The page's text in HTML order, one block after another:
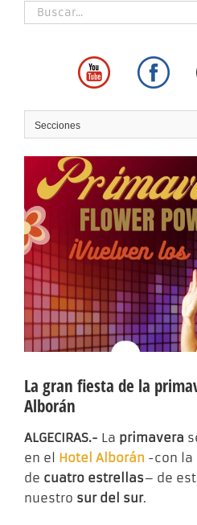
Secciones
La gran fiesta de la
Alborán
ALGECIRAS.- La primavera
en el Hotel Alborán -con la
de cuatro estrellas– de
nuestro sur del sur.